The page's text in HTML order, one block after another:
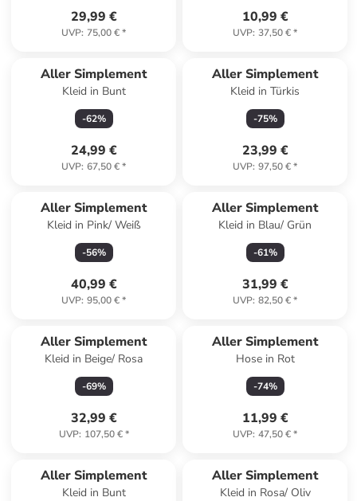
29,99 €
UVP: 75,00 €*
10,99 €
UVP: 37,50 €*
Aller Simplement
Kleid in Bunt
-62%
24,99 €
UVP: 67,50 €*
Aller Simplement
Kleid in Türkis
-75%
23,99 €
UVP: 97,50 €*
Aller Simplement
Kleid in Pink/ Weiß
-56%
40,99 €
UVP: 95,00 €*
Aller Simplement
Kleid in Blau/ Grün
-61%
31,99 €
UVP: 82,50 €*
Aller Simplement
Kleid in Beige/ Rosa
-69%
32,99 €
UVP: 107,50 €*
Aller Simplement
Hose in Rot
-74%
11,99 €
UVP: 47,50 €*
Aller Simplement
Kleid in Bunt
Aller Simplement
Kleid in Rosa/ Oliv